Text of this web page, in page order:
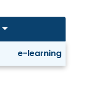
e-learning